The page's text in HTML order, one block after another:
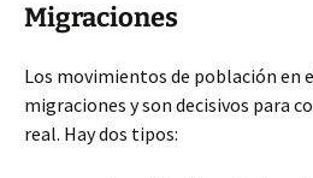
Migraciones
Los movimientos de población en
migraciones y son decisivos para
real. Hay dos tipos: